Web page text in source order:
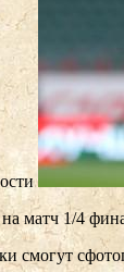
на матч 1/4
смогут